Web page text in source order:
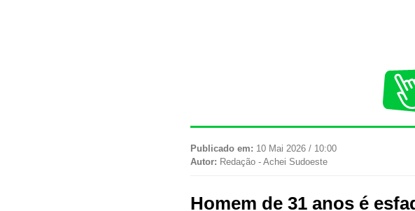
Publicado em: 10 Mai 2026 / 10:00
Autor: Redação - Achei Sudoeste
Homem de 31 anos é